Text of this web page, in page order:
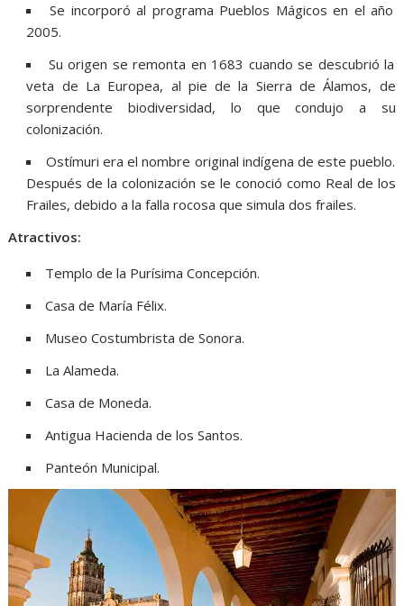
Se incorporó al programa Pueblos Mágicos en el año
2005.​​​
Su origen se remonta en 1683 cuando se descubrió la
veta de La Europea, al pie de la Sierra de Álamos, de
sorprendente biodiversidad, lo que condujo a su
colonización.
Ostímuri era el nombre original indígena de este pueblo.
Después de la colonización se le conoció como Real de los
Frailes, debido a la falla rocosa que simula dos frailes.
Atractivos:
Templo de la Purísima Concepción.
Casa de María Félix​.
Museo Costumbrista de Sonora.
La Alameda.
Casa de Moneda.
Antigua Hacienda de los Santos.
Panteón Municipal.